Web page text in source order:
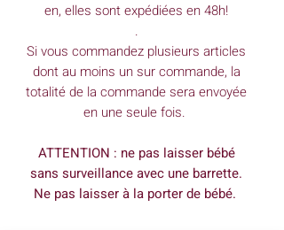
en, elles sont expédiées en 48h!
.
Si vous commandez plusieurs articles
dont au moins un sur commande, la
totalité de la commande sera envoyée
en une seule fois.
ATTENTION : ne pas laisser bébé
sans surveillance avec une barrette.
Ne pas laisser à la porter de bébé.